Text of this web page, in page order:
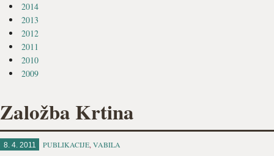
2014
2013
2012
2011
2010
2009
Založba Krtina
8. 4. 2011 PUBLIKACIJE, VABILA